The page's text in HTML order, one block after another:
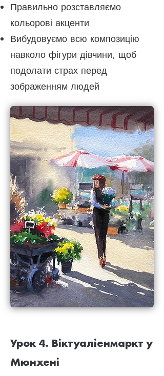
Правильно розставляємо
кольорові акценти
Вибудовуємо всю композицію
навколо фігури дівчини, щоб
подолати страх перед
зображенням людей
Урок 4. Віктуаліенмаркт у
Мюнхені